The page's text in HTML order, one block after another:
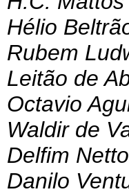
Hélio
Rubem
Leitão de
Octavio
Waldir de
Delfim Netto
Danilo